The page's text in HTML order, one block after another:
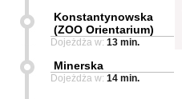
Konstantynowska
(ZOO Orientarium)
Dojeżdża w: 13 min.
Minerska
Dojeżdża w: 14 min.